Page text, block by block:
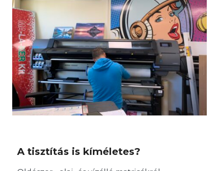
A tisztítás is kíméletes?